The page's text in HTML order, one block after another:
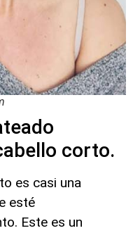
corto.
es casi una
esté
Este es un